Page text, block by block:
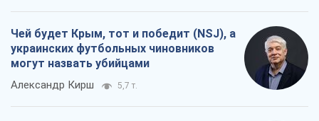
Чей будет Крым, тот и победит (NSJ), а
украинских футбольных чиновников
могут назвать убийцами
Александр Кирш 5,7 т.